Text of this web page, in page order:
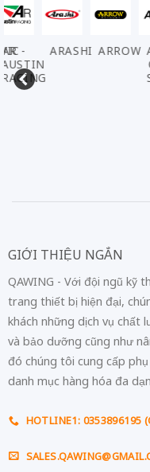
-
ARASHI ARROW
GIỚI THIỆU NGẮN
QAWING - Với đội ngũ kỹ
trang thiết bị hiện đại,
khách những dịch vụ chất
và bảo dưỡng cũng như
đó chúng tôi cung cấp
danh mục hàng hóa đa
HOTLINE1: 0353896195